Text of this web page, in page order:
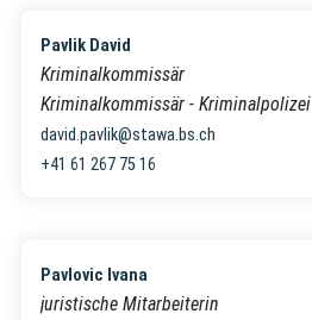
Pavlik David
Kriminalkommissär
Kriminalkommissär - Kriminalpolizei
david.pavlik@stawa.bs.ch
+41 61 267 75 16
Pavlovic Ivana
juristische Mitarbeiterin